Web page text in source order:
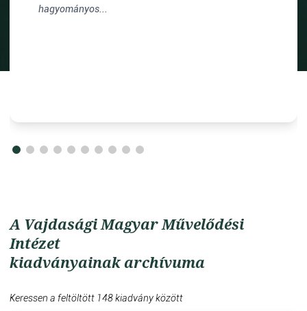
hagyományos...
A Vajdasági Magyar Művelődési
Intézet
kiadványainak archívuma
Keressen a feltöltött 148 kiadvány között